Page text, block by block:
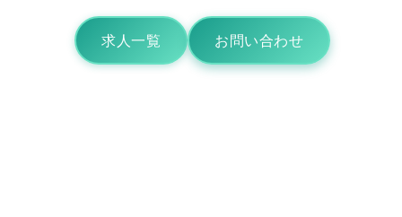
求人一覧 お問い合わせ